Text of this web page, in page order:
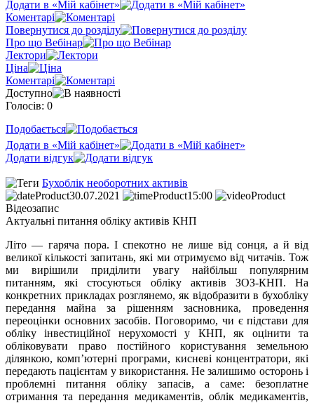
Додати в «Мій кабінет»
Коментарі
Повернутися до розділу
Про що Вебінар
Лектори
Ціна
Коментарі
Доступно
Голосів: 0
Подобається
Додати в «Мій кабінет»
Додати відгук
Бухоблік необоротних активів
30.07.2021
15:00
Відеозапис
Актуальні питання обліку активів КНП
Літо — гаряча пора. І спекотно не лише від сонця, а й від
великої кількості запитань, які ми отримуємо від читачів. Тож
ми вирішили приділити увагу найбільш популярним
питанням, які стосуються обліку активів ЗОЗ-КНП. На
конкретних прикладах розглянемо, як відобразити в бухобліку
передання майна за рішенням засновника, проведення
переоцінки основних засобів. Поговоримо, чи є підстави для
обліку інвестиційної нерухомості у КНП, як оцінити та
обліковувати право постійного користування земельною
ділянкою, комп’ютерні програми, кисневі концентратори, які
передають пацієнтам у використання. Не залишимо осторонь і
проблемні питання обліку запасів, а саме: безоплатне
отримання та передання медикаментів, облік медикаментів,